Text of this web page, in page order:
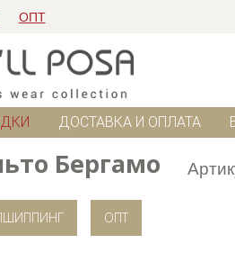
ОПТ
ДОСТАВКА И ОПЛАТА
Бергамо
ОПТ